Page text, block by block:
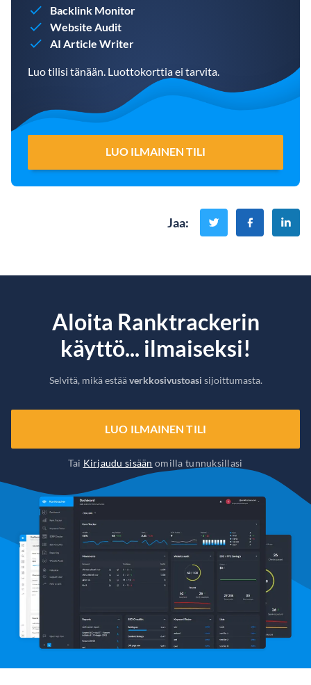
Backlink Monitor
Website Audit
AI Article Writer
Luo tilisi tänään. Luottokorttia ei tarvita.
LUO ILMAINEN TILI
Jaa:
Aloita Ranktrackerin
käyttö... ilmaiseksi!
Selvitä, mikä estääverkkosivustoasi sijoittumasta.
LUO ILMAINEN TILI
Tai Kirjaudu sisään omilla tunnuksillasi